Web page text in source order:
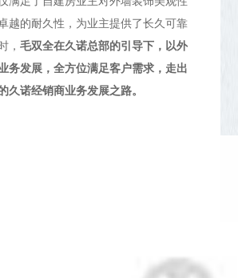
越的耐久性，为业主提供了长久可靠
，毛双全在久诺总部的引导下，以外
务发展，全方位满足客户需求，走出
久诺经销商业务发展之路。